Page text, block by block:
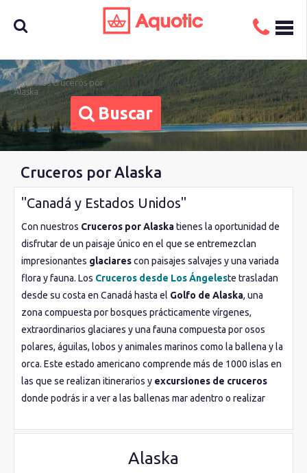
Busca
aquí tu
crucero
Todos los cruceros por
Alaska.
Buscar
Cruceros por Alaska
"Canadá y Estados Unidos"
Con nuestros Cruceros por Alaskatienes la oportunidad de
disfrutar de un paisaje único en el que se entremezclan
impresionantes glaciarescon paisajes salvajes y una variada
flora y fauna. Los Cruceros desde Los Ángeleste trasladan
desde su costa en Canadá hasta el Golfo de Alaska, una
zona compuesta por bosques prácticamente vírgenes,
extraordinarios glaciares y una fauna compuesta por osos
polares, águilas, lobos y animales marinos como la ballena y la
orca. Este estado americano comprende más de 1000 islas en
las que se realizan itinerarios y excursiones de cruceros
donde podrás ir a ver a las ballenas mar adentro o realizar
Con losCruceros desde San Diegopodrás llegar hasta
Alaska, a la cual no se puede acceder
por carretera. Esta ciudad nos ofrece la posibilidad de visitar el
Alaska